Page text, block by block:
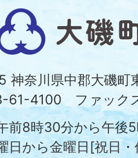
大
磯
町
神奈川県中郡大磯
61-4100 ファック
前8時30分から午後
日から金曜日[祝日